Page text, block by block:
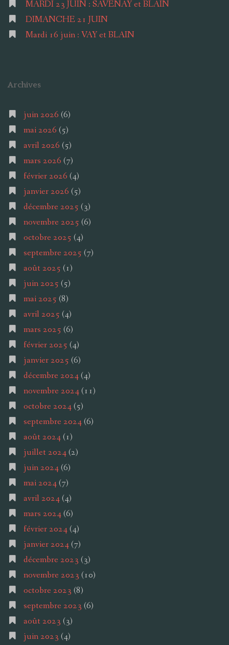
MARDI 23 JUIN : SAVENAY et BLAIN
DIMANCHE 21 JUIN
Mardi 16 juin : VAY et BLAIN
Archives
juin 2026 (6)
mai 2026 (5)
avril 2026 (5)
mars 2026 (7)
février 2026 (4)
janvier 2026 (5)
décembre 2025 (3)
novembre 2025 (6)
octobre 2025 (4)
septembre 2025 (7)
août 2025 (1)
juin 2025 (5)
mai 2025 (8)
avril 2025 (4)
mars 2025 (6)
février 2025 (4)
janvier 2025 (6)
décembre 2024(4)
novembre 2024(11)
octobre 2024(5)
septembre 2024(6)
août 2024(1)
juillet 2024(2)
juin 2024(6)
mai 2024(7)
avril 2024(4)
mars 2024(6)
février 2024(4)
janvier 2024(7)
décembre 2023 (3)
novembre 2023 (10)
octobre 2023 (8)
septembre 2023 (6)
août 2023 (3)
juin 2023 (4)